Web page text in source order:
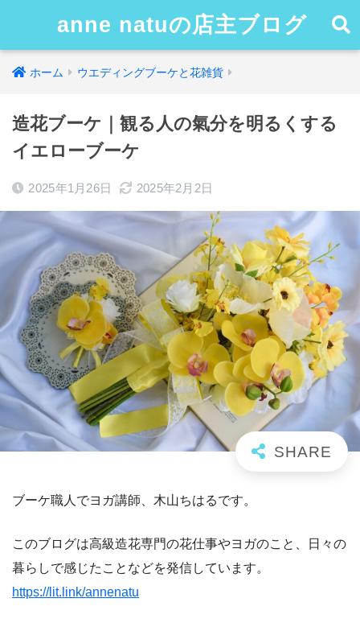
anne natuの店主ブログ
ホーム ウエディングブーケと花雑貨
造花ブーケ｜観る人の氣分を明るくする
イエローブーケ
2025年1月26日 2025年2月2日
ブーケ職人でヨガ講師、木山ちはるです。
このブログは高級造花専門の花仕事やヨガのこと、日々の
暮らしで感じたことなどを発信しています。
https://lit.link/annenatu